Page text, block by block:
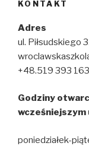
KONTAKT
Adres
ul. Piłsudskiego
+48.519 393 163
Godziny
wcześniejszym
poniedziałek-